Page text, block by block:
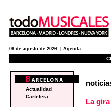
08 de agosto de 2026 | Agenda
La
Actualidad
Cartelera